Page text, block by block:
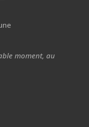
moment, au